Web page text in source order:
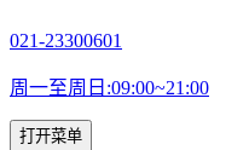
021-23300601
周一至周日:09:00~21:00
打开菜单